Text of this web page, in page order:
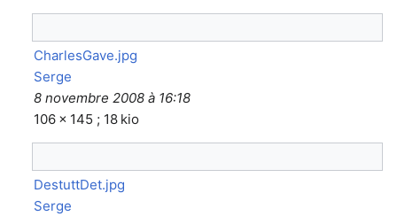
CharlesGave.jpg
Serge
8 novembre 2008 à 16:18
106 × 145 ; 18 kio
DestuttDet.jpg
Serge